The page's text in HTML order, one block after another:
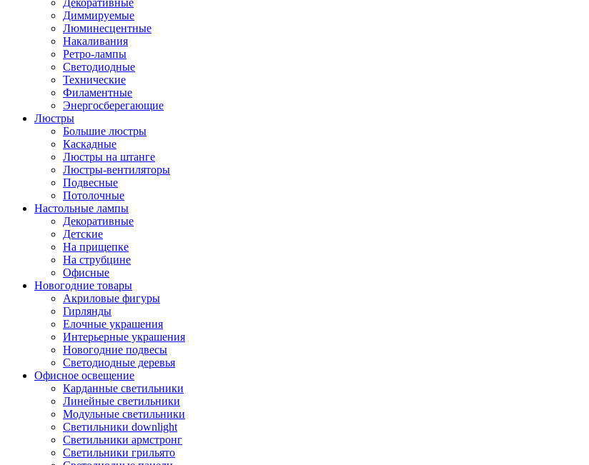
Декоративные
Диммируемые
Люминесцентные
Накаливания
Ретро-лампы
Светодиодные
Технические
Филаментные
Энергосберегающие
Люстры
Большие люстры
Каскадные
Люстры на штанге
Люстры-вентиляторы
Подвесные
Потолочные
Настольные лампы
Декоративные
Детские
На прищепке
На струбцине
Офисные
Новогодние товары
Акриловые фигуры
Гирлянды
Елочные украшения
Интерьерные украшения
Новогодние подвесы
Светодиодные деревья
Офисное освещение
Карданные светильники
Линейные светильники
Модульные светильники
Светильники downlight
Светильники армстронг
Светильники грильято